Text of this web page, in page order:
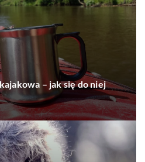
– jak się do niej